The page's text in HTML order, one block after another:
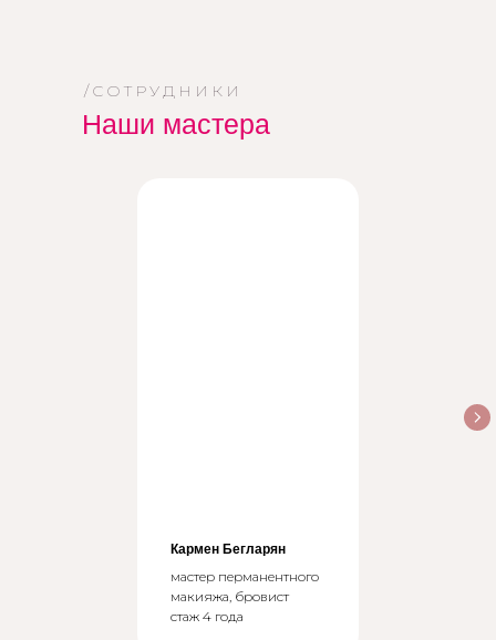
Наши мастера
/СОТРУДНИКИ
Кармен Бегларян
мастер перманентного
макияжа, бровист
стаж 4 года